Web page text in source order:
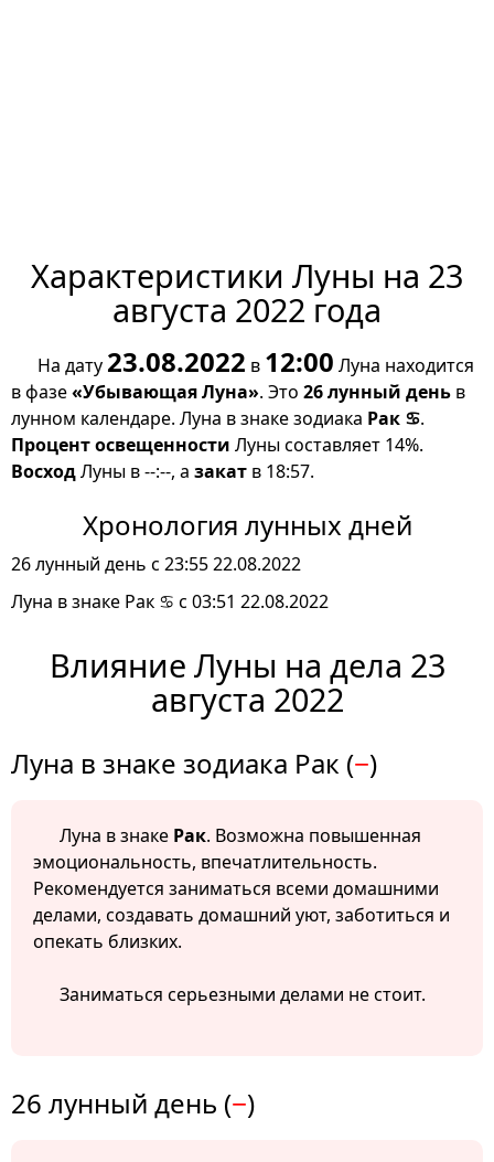
Характеристики Луны на 23
августа 2022 года
На дату 23.08.2022 в 12:00 Луна находится
в фазе«Убывающая Луна». Это 26 лунный день в
лунном календаре. Луна в знаке зодиака Рак ♋.
Процент освещенности Луны составляет 14%.
ВосходЛуны в --:--, а закат в 18:57.
Хронология лунных дней
26 лунный день с 23:55 22.08.2022
Луна в знаке Рак ♋ с 03:51 22.08.2022
Влияние Луны на дела 23
августа 2022
Луна в знаке зодиака Рак (−)
Луна в знаке Рак. Возможна повышенная
эмоциональность, впечатлительность.
Рекомендуется заниматься всеми домашними
делами, создавать домашний уют, заботиться и
опекать близких.
Заниматься серьезными делами не стоит.
26 лунный день (−)